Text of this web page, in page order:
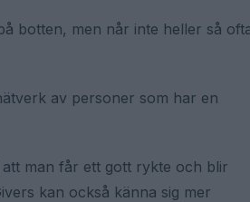
botten, men når inte heller så
av personer som har en
man får ett gott rykte och blir
kan också känna sig mer